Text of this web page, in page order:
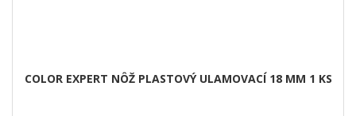
COLOR EXPERT NÔŽ PLASTOVÝ ULAMOVACÍ 18 MM 1 KS